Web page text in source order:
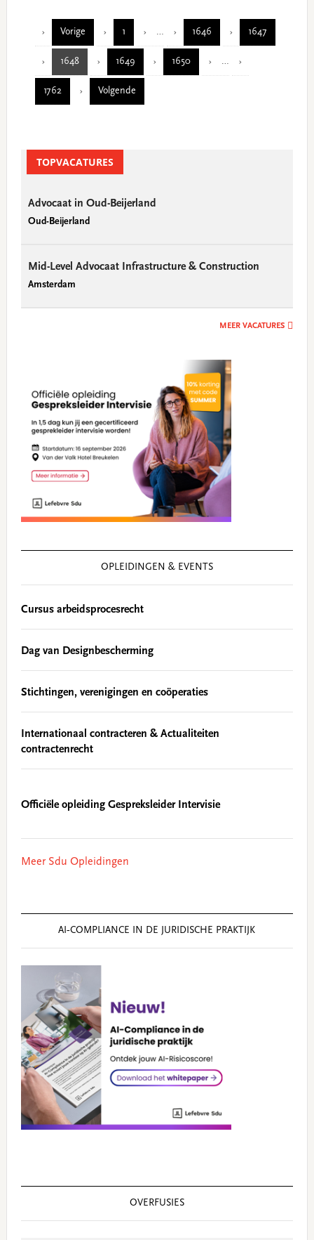
Vorige Page
1
Interim
pages
omitted
… Page
1646 Page
1647
Page
1648 Page
1649 Page
1650
Interim
pages
…
Page
1762 Volgende
Primary
Sidebar
TOPVACATURES
Advocaat in Oud-Beijerland
Oud-Beijerland
Mid-Level Advocaat Infrastructure & Construction
Amsterdam
MEER VACATURES
OPLEIDINGEN & EVENTS
Cursus arbeidsprocesrecht
Dag van Designbescherming
Stichtingen, verenigingen en coöperaties
Internationaal contracteren & Actualiteiten
contractenrecht
Officiële opleiding Gespreksleider Intervisie
Meer Sdu Opleidingen
AI‑COMPLIANCE IN DE JURIDISCHE PRAKTIJK
OVERFUSIES